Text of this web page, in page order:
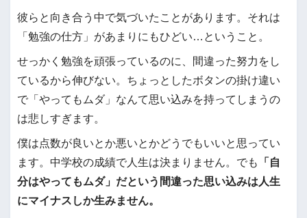
彼らと向き合う中で気づいたことがあります。それは
「勉強の仕方」があまりにもひどい…ということ。
せっかく勉強を頑張っているのに、間違った努力をし
ているから伸びない。ちょっとしたボタンの掛け違い
で「やってもムダ」なんて思い込みを持ってしまうの
は悲しすぎます。
僕は点数が良いとか悪いとかどうでもいいと思ってい
ます。中学校の成績で人生は決まりません。でも
「自
分はやってもムダ」だという間違った思い込みは人生
にマイナスしか生みません。